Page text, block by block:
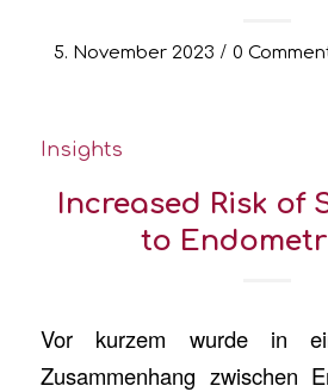
5. November 2023 / 0
Insights
Increased Risk of
to
Vor kurzem wurde in
Zusammenhang zwischen